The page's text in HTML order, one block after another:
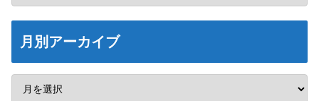
月別アーカイブ